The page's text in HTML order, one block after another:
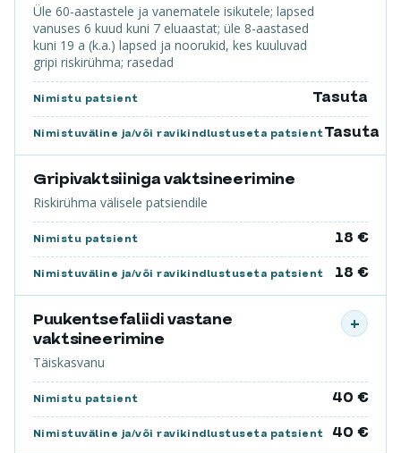
Üle 60-aastastele ja vanematele isikutele; lapsed
vanuses 6 kuud kuni 7 eluaastat; üle 8-aastased
kuni 19 a (k.a.) lapsed ja noorukid, kes kuuluvad
gripi riskirühma; rasedad
Nimistu patsient Tasuta
Nimistuväline ja/või ravikindlustuseta patsientTasuta
Gripivaktsiiniga vaktsineerimine
Riskirühma välisele patsiendile
Nimistu patsient 18 €
Nimistuväline ja/või ravikindlustuseta patsient 18 €
Puukentsefaliidi vastane
vaktsineerimine
Täiskasvanu
Nimistu patsient 40 €
Nimistuväline ja/või ravikindlustuseta patsient 40 €
+